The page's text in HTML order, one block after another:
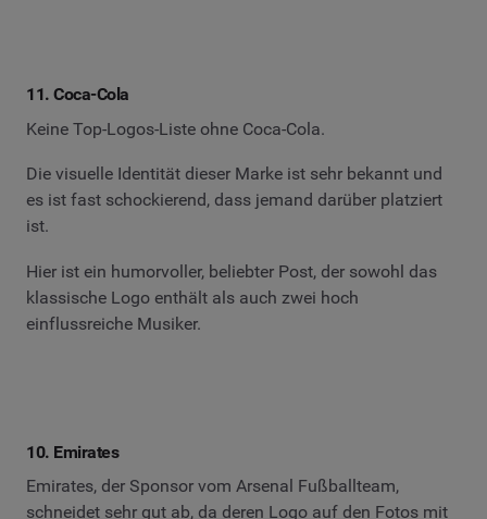
11. Coca-Cola
Keine Top-Logos-Liste ohne Coca-Cola.
Die visuelle Identität dieser Marke ist sehr bekannt und
es ist fast schockierend, dass jemand darüber platziert
ist.
Hier ist ein humorvoller, beliebter Post, der sowohl das
klassische Logo enthält als auch zwei hoch
einflussreiche Musiker.
10. Emirates
Emirates, der Sponsor vom Arsenal Fußballteam,
schneidet sehr gut ab, da deren Logo auf den Fotos mit